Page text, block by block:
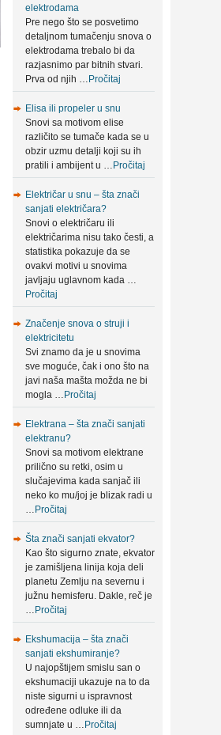
elektrodama
Pre nego što se posvetimo
detaljnom tumačenju snova o
elektrodama trebalo bi da
razjasnimo par bitnih stvari.
Prva od njih … Pročitaj
Elisa ili propeler u snu
Snovi sa motivom elise
različito se tumače kada se u
obzir uzmu detalji koji su ih
pratili i ambijent u … Pročitaj
Električar u snu – šta znači
sanjati električara?
Snovi o električaru ili
električarima nisu tako česti, a
statistika pokazuje da se
ovakvi motivi u snovima
javljaju uglavnom kada …
Pročitaj
Značenje snova o struji i
elektricitetu
Svi znamo da je u snovima
sve moguće, čak i ono što na
javi naša mašta možda ne bi
mogla … Pročitaj
Elektrana – šta znači sanjati
elektranu?
Snovi sa motivom elektrane
prilično su retki, osim u
slučajevima kada sanjač ili
neko ko mu/joj je blizak radi u
… Pročitaj
Šta znači sanjati ekvator?
Kao što sigurno znate, ekvator
je zamišljena linija koja deli
planetu Zemlju na severnu i
južnu hemisferu. Dakle, reč je
… Pročitaj
Ekshumacija – šta znači
sanjati ekshumiranje?
U najopštijem smislu san o
ekshumaciji ukazuje na to da
niste sigurni u ispravnost
određene odluke ili da
sumnjate u … Pročitaj